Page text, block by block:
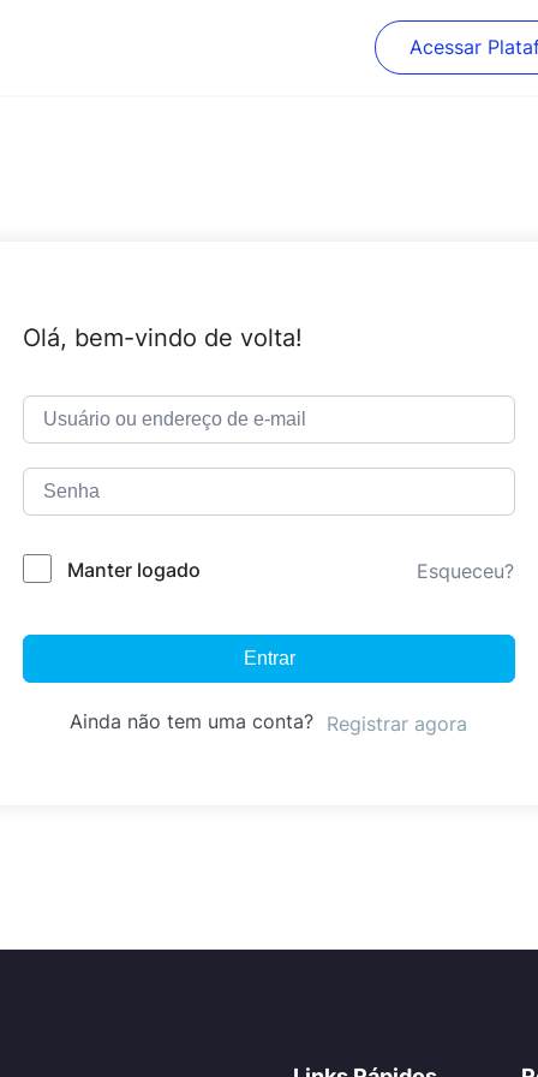
Acessar
Olá, bem-vindo de volta!
Manter logado Esqueceu?
Entrar
Ainda não tem uma conta? Registrar agora